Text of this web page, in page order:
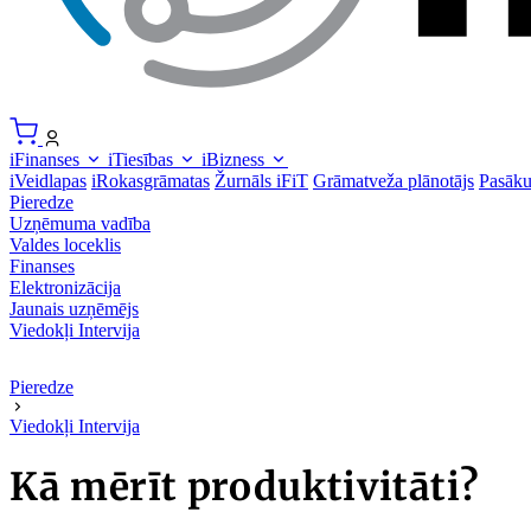
iFinanses iTiesības
iBizness
iVeidlapas iRokasgrāmatas Žurnāls iFiT Grāmatveža plānotājs
Pieredze
Uzņēmuma vadība
Valdes loceklis
Finanses
Elektronizācija
Jaunais uzņēmējs
Viedokļi Intervija
Pieredze
Viedokļi Intervija
Kā mērīt produktivitāti?